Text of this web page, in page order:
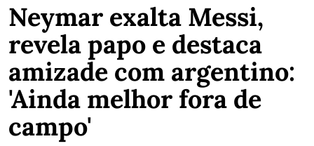
Neymar exalta Messi,
revela papo e destaca
amizade com argentino:
'Ainda melhor fora de
campo'